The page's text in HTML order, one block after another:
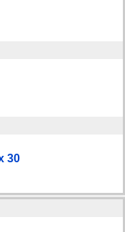
30